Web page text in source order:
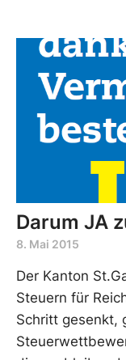
Darum JA
8. Mai 2015
Der Kanton
Steuern für
Schritt gesenkt,